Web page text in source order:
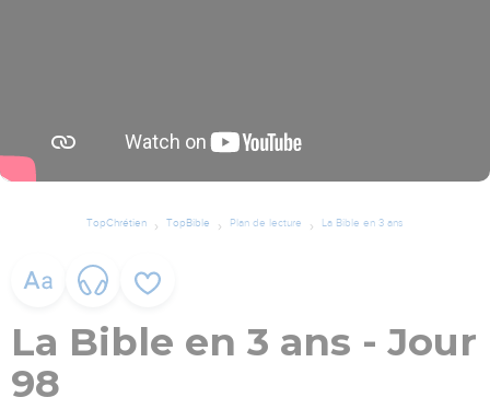
TopChrétien TopBible Plan de lecture La Bible en 3 ans
La Bible en 3 ans - Jour
98